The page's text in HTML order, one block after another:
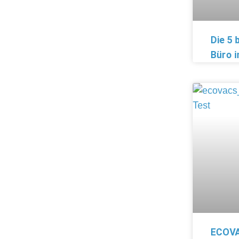
Die 5
Büro